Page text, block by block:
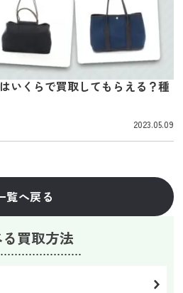
いくらで買取してもらえる？種
2023.05.09
覧へ戻る
買取方法